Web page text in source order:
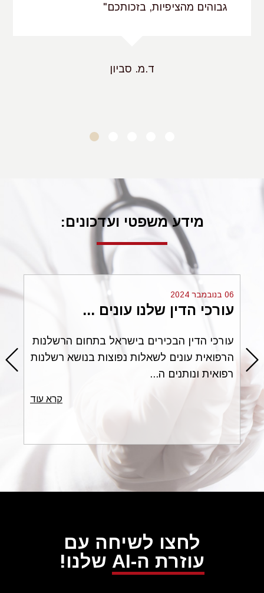
גבוהים מהציפיות, בזכותכם"
ד.מ. סביון
מידע משפטי ועדכונים:
עוד
06 בנובמבר 2024
עורכי הדין שלנו עונים ...
עורכי הדין הבכירים בישראל בתחום הרשלנות
הרפואית עונים לשאלות נפוצות בנושא רשלנות
רפואית ונותנים ה...
קרא עוד
לחצו לשיחה עם
עוזרת ה-AI
שלנו!